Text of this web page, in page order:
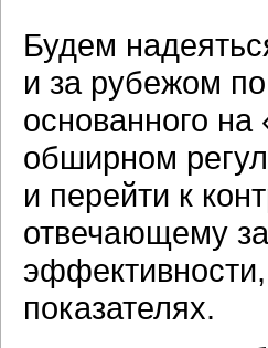
Будем
и за рубежом
основанного
обширном
и перейти к
отвечающему
показателях.